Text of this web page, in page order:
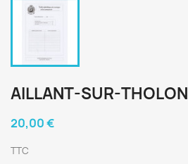
AILLANT-SUR-THOLON
20,00 €
TTC